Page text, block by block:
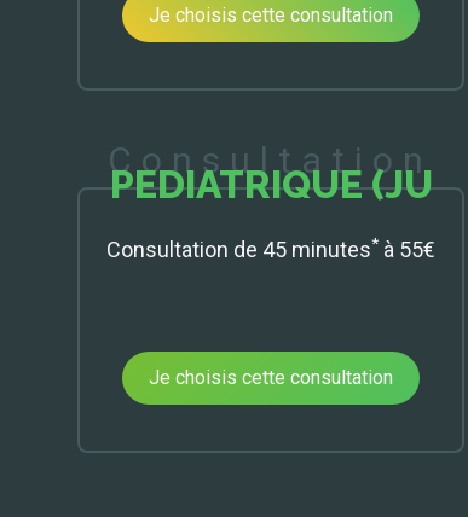
Je choisis cette consultation
Consultation
PEDIATRIQUE (JU
Consultation de 45 minutes* à 55€
Je choisis cette consultation